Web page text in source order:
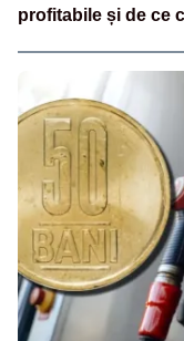
profitabile și de ce